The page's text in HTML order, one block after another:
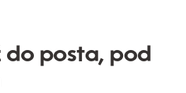
do posta, pod